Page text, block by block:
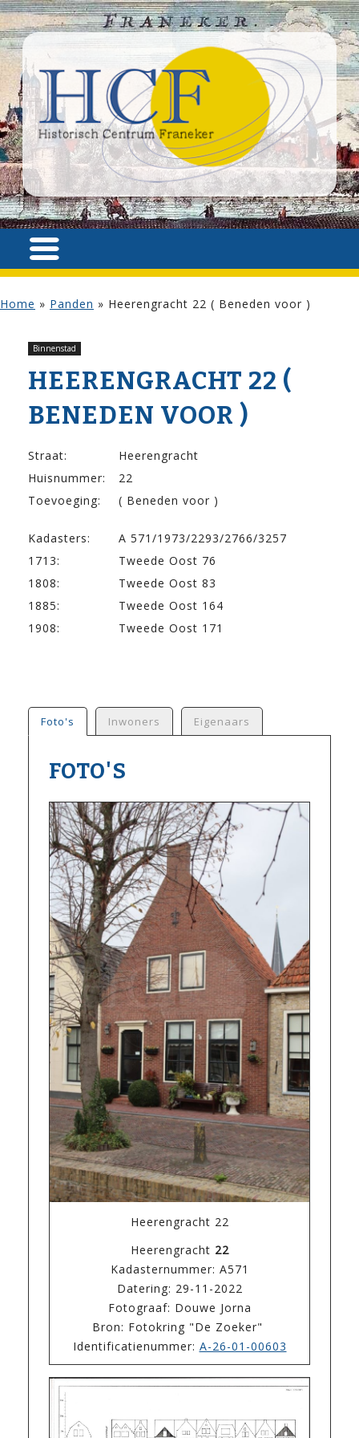
Home » Panden » Heerengracht 22 ( Beneden voor )
Binnenstad
HEERENGRACHT 22 (
BENEDEN VOOR )
Straat:
Heerengracht
Huisnummer:
22
Toevoeging:
( Beneden voor )
Kadasters:
A 571/1973/2293/2766/3257
1713:
Tweede Oost 76
1808:
Tweede Oost 83
1885:
Tweede Oost 164
1908:
Tweede Oost 171
Foto's Inwoners Eigenaars
FOTO'S
Heerengracht 22
Heerengracht 22
Kadasternummer: A571
Datering: 29-11-2022
Fotograaf: Douwe Jorna
Bron: Fotokring "De Zoeker"
Identificatienummer: A-26-01-00603